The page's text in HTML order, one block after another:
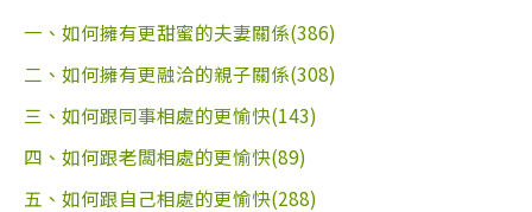
一、如何擁有更甜蜜的夫妻關係(386)
二、如何擁有更融洽的親子關係(308)
三、如何跟同事相處的更愉快(143)
四、如何跟老闆相處的更愉快(89)
五、如何跟自己相處的更愉快(288)